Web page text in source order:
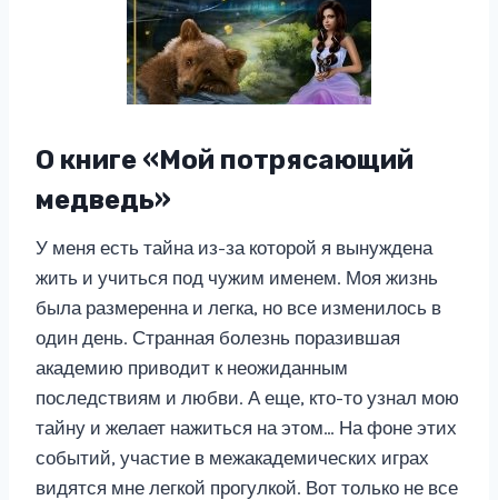
О книге «Мой потрясающий
медведь»
У меня есть тайна из-за которой я вынуждена
жить и учиться под чужим именем. Моя жизнь
была размеренна и легка, но все изменилось в
один день. Странная болезнь поразившая
академию приводит к неожиданным
последствиям и любви. А еще, кто-то узнал мою
тайну и желает нажиться на этом… На фоне этих
событий, участие в межакадемических играх
видятся мне легкой прогулкой. Вот только не все